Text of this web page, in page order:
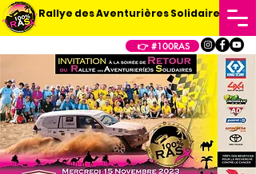
Rallye des Aventurières Solidaires
👉 #100RAS